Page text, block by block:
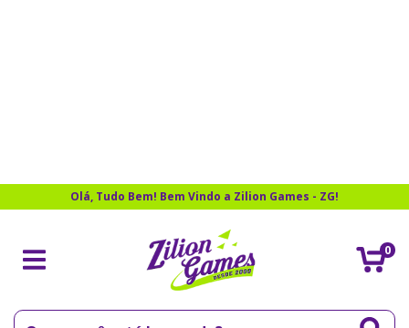
Olá, Tudo Bem! Bem Vindo a Zilion Games - ZG!
0